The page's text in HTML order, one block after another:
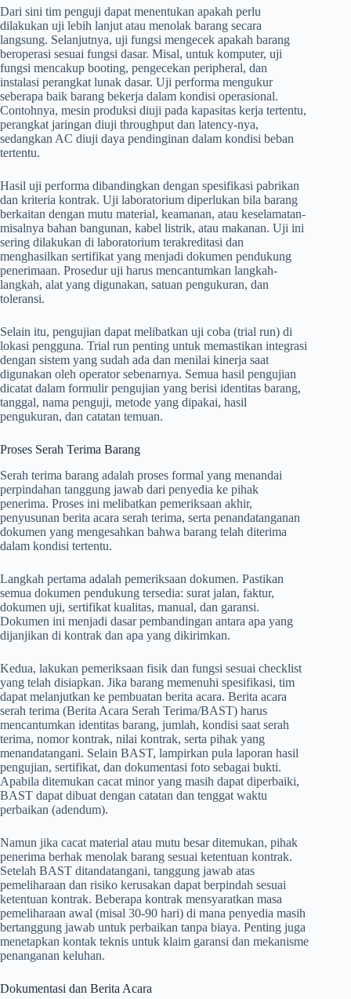
Dari sini tim penguji dapat menentukan apakah perlu
dilakukan uji lebih lanjut atau menolak barang secara
langsung. Selanjutnya, uji fungsi mengecek apakah barang
beroperasi sesuai fungsi dasar. Misal, untuk komputer, uji
fungsi mencakup booting, pengecekan peripheral, dan
instalasi perangkat lunak dasar. Uji performa mengukur
seberapa baik barang bekerja dalam kondisi operasional.
Contohnya, mesin produksi diuji pada kapasitas kerja tertentu,
perangkat jaringan diuji throughput dan latency-nya,
sedangkan AC diuji daya pendinginan dalam kondisi beban
tertentu.
Hasil uji performa dibandingkan dengan spesifikasi pabrikan
dan kriteria kontrak. Uji laboratorium diperlukan bila barang
berkaitan dengan mutu material, keamanan, atau keselamatan-
misalnya bahan bangunan, kabel listrik, atau makanan. Uji ini
sering dilakukan di laboratorium terakreditasi dan
menghasilkan sertifikat yang menjadi dokumen pendukung
penerimaan. Prosedur uji harus mencantumkan langkah-
langkah, alat yang digunakan, satuan pengukuran, dan
toleransi.
Selain itu, pengujian dapat melibatkan uji coba (trial run) di
lokasi pengguna. Trial run penting untuk memastikan integrasi
dengan sistem yang sudah ada dan menilai kinerja saat
digunakan oleh operator sebenarnya. Semua hasil pengujian
dicatat dalam formulir pengujian yang berisi identitas barang,
tanggal, nama penguji, metode yang dipakai, hasil
pengukuran, dan catatan temuan.
Proses Serah Terima Barang
Serah terima barang adalah proses formal yang menandai
perpindahan tanggung jawab dari penyedia ke pihak
penerima. Proses ini melibatkan pemeriksaan akhir,
penyusunan berita acara serah terima, serta penandatanganan
dokumen yang mengesahkan bahwa barang telah diterima
dalam kondisi tertentu.
Langkah pertama adalah pemeriksaan dokumen. Pastikan
semua dokumen pendukung tersedia: surat jalan, faktur,
dokumen uji, sertifikat kualitas, manual, dan garansi.
Dokumen ini menjadi dasar pembandingan antara apa yang
dijanjikan di kontrak dan apa yang dikirimkan.
Kedua, lakukan pemeriksaan fisik dan fungsi sesuai checklist
yang telah disiapkan. Jika barang memenuhi spesifikasi, tim
dapat melanjutkan ke pembuatan berita acara. Berita acara
serah terima (Berita Acara Serah Terima/BAST) harus
mencantumkan identitas barang, jumlah, kondisi saat serah
terima, nomor kontrak, nilai kontrak, serta pihak yang
menandatangani. Selain BAST, lampirkan pula laporan hasil
pengujian, sertifikat, dan dokumentasi foto sebagai bukti.
Apabila ditemukan cacat minor yang masih dapat diperbaiki,
BAST dapat dibuat dengan catatan dan tenggat waktu
perbaikan (adendum).
Namun jika cacat material atau mutu besar ditemukan, pihak
penerima berhak menolak barang sesuai ketentuan kontrak.
Setelah BAST ditandatangani, tanggung jawab atas
pemeliharaan dan risiko kerusakan dapat berpindah sesuai
ketentuan kontrak. Beberapa kontrak mensyaratkan masa
pemeliharaan awal (misal 30-90 hari) di mana penyedia masih
bertanggung jawab untuk perbaikan tanpa biaya. Penting juga
menetapkan kontak teknis untuk klaim garansi dan mekanisme
penanganan keluhan.
Dokumentasi dan Berita Acara